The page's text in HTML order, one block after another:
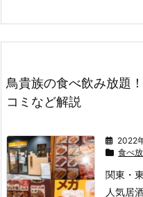
鳥貴族の食べ飲み放題
コミなど解説
2022
食べ
関東・
人気居